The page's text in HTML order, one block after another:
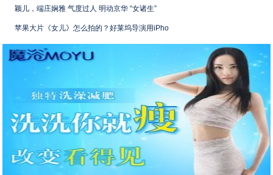
颖儿，端庄娴雅 气度过人 明动京华 “女诸生”
苹果大片《女儿》怎么拍的？好莱坞导演用iPho